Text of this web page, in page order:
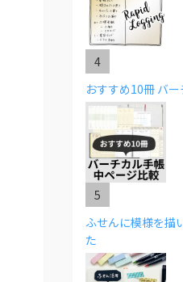
おすすめ10冊 バ
ふせんに模様を描
た